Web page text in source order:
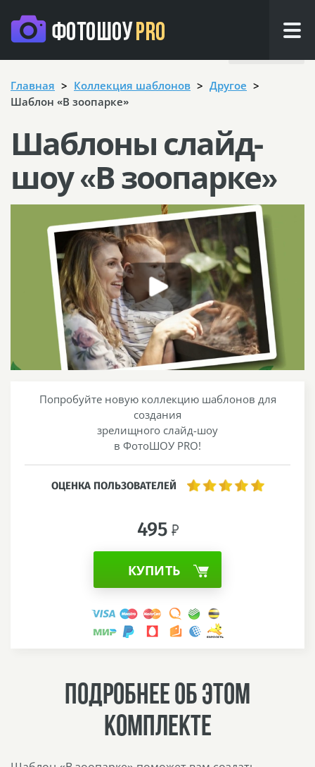
Главная Коллекция шаблонов
Другое
Шаблон «В зоопарке»
Шаблоны слайд-
шоу «В зоопарке»
Попробуйте новую коллекцию шаблонов для
создания
зрелищного слайд-шоу
в ФотоШОУ PRO!
ОЦЕНКА ПОЛЬЗОВАТЕЛЕЙ
495
КУПИТЬ
ПОДРОБНЕЕ ОБ ЭТОМ
КОМПЛЕКТЕ